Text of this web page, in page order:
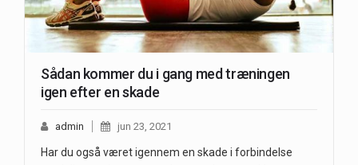
Sådan kommer du i gang med træningen
igen efter en skade
admin jun 23, 2021
Har du også været igennem en skade i forbindelse